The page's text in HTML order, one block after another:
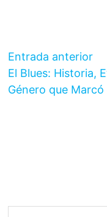
Navegación
de
Entrada anterior
El Blues: Historia,
Género que